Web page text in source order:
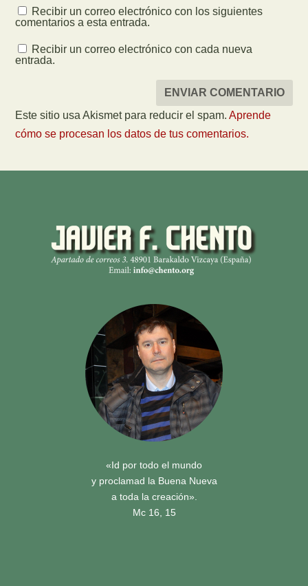
Recibir un correo electrónico con los siguientes
comentarios a esta entrada.
Recibir un correo electrónico con cada nueva
entrada.
Este sitio usa Akismet para reducir el spam.Aprende
cómo se procesan los datos de tus comentarios.
«Id por todo el mundo
y proclamad la Buena Nueva
a toda la creación».
Mc 16, 15